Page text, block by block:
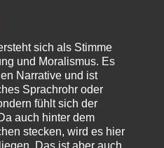
,die seelische und die physische.
ekelhaft, grausam. wahrscheinlich
sich als Stimme
und Moralismus. Es
Narrative und ist
Sprachrohr oder
fühlt sich der
auch hinter dem
stecken, wird es hier
Das ist aber auch